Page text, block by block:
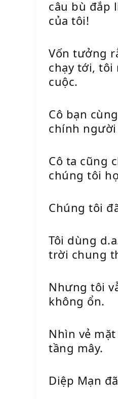
câu bù đắp
của tôi!
Vốn tưởng
chạy tới, tôi
cuộc.
Cô bạn
chính người
Cô ta cũng
chúng tôi
Chúng tôi
Tôi dùng
trời chung
Nhưng tôi
không ổn.
Nhìn vẻ
tầng mây.
Diệp Mạn